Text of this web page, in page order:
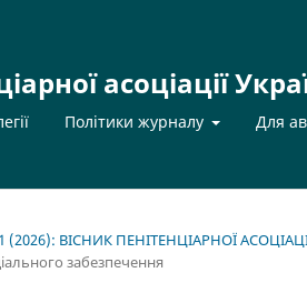
асоціації
Політики журналу Для
(2026): ВІСНИК ПЕНІТЕНЦІАРНОЇ
забезпечення